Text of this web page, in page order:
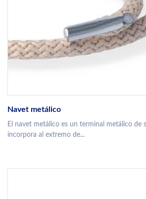
Navet metálico
El navet metálico es un terminal metálico de
incorpora al extremo de...